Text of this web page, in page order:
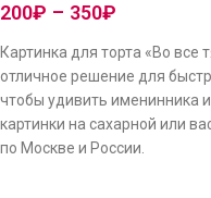
200₽ – 350₽
Картинка для торта «Во
отличное решение для
чтобы удивить именинника
картинки на сахарной или
по Москве и России.